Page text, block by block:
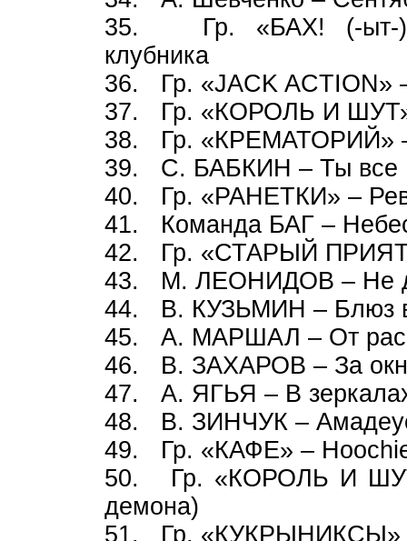
35. Гр. «БАХ! (-ыт-)
клубника
36. Гр. «JACK ACTION»
37. Гр. «КОРОЛЬ И
38. Гр. «КРЕМАТОРИЙ» –
39. С. БАБКИН – Ты все
40. Гр. «РАНЕТКИ» –
41. Команда БАГ –
42. Гр. «СТАРЫЙ
43. М. ЛЕОНИДОВ – Не
44. В. КУЗЬМИН – Блюз
45. А. МАРШАЛ – От
46. В. ЗАХАРОВ – За
47. А. ЯГЬЯ – В
48. В. ЗИНЧУК –
49. Гр. «КАФЕ» –
50. Гр. «КОРОЛЬ И
демона)
51. Гр. «КУКРЫНИКСЫ»